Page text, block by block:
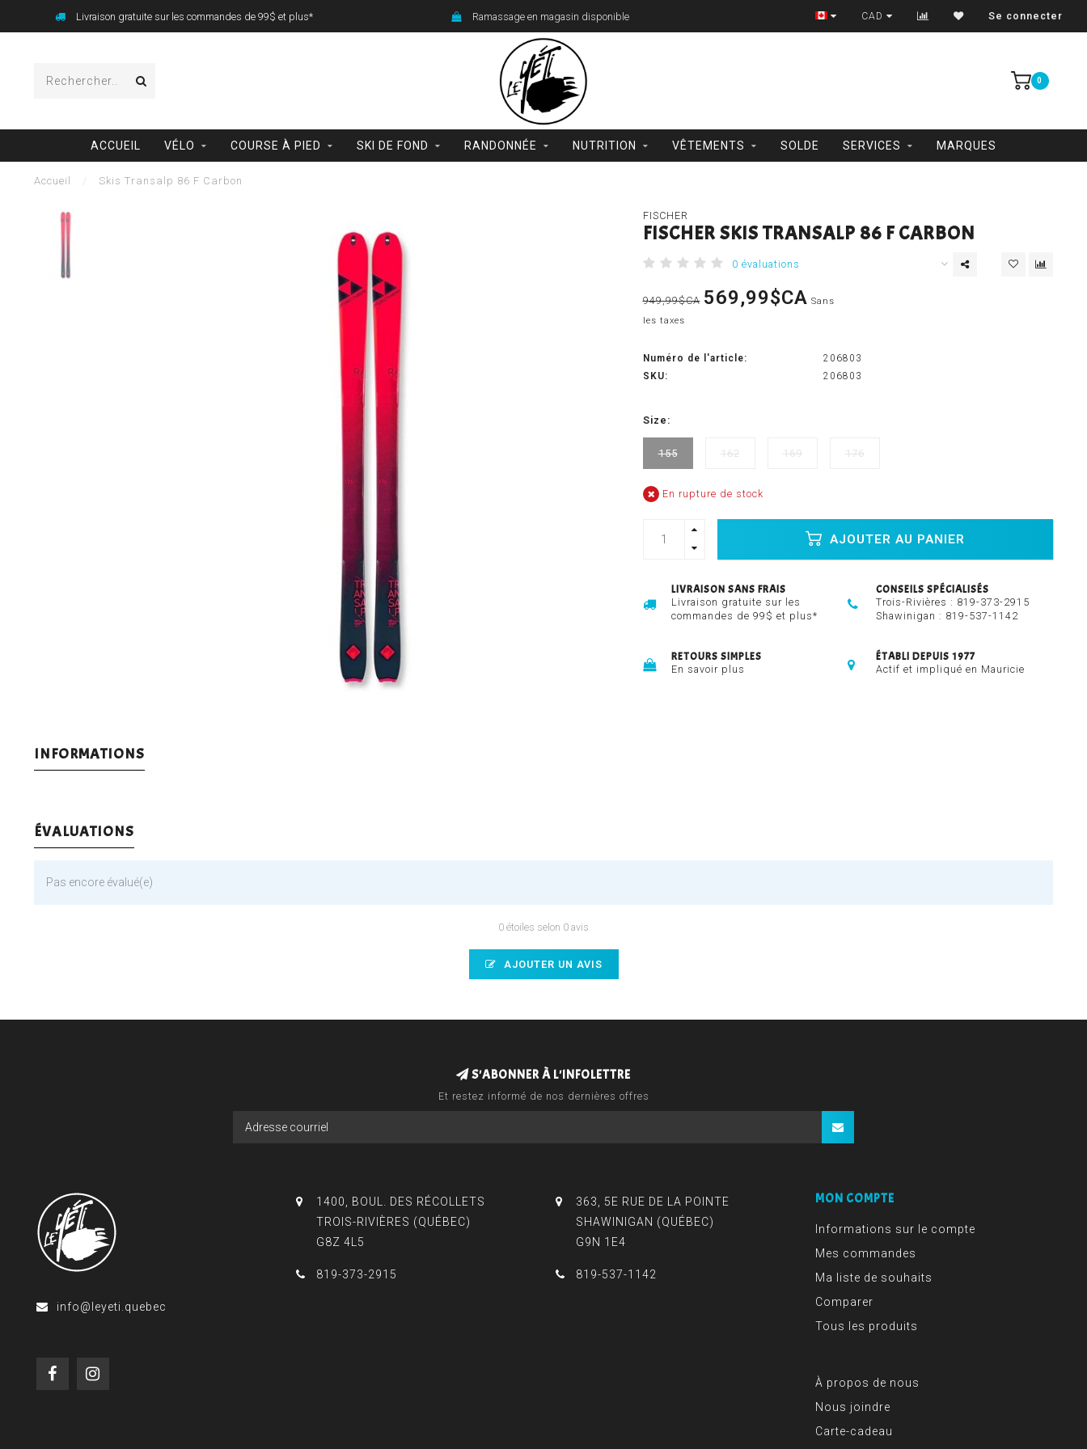
Livraison gratuite sur les commandes de 99$ et plus* Ramassage en magasin disponible Trois-Rivières et Shawinigan
CAD Se connecter
0
ACCUEIL VÉLO COURSE À PIED SKI DE FOND RANDONNÉE NUTRITION VÊTEMENTS SOLDE SERVICES MARQUES
Accueil Skis Transalp 86 F Carbon
FISCHER
FISCHER SKIS TRANSALP 86 F CARBON
0 évaluations
949,99$CA 569,99$CA Sans
les taxes
Numéro de l'article:
206803
SKU:
206803
Size:
155 162 169 176
En rupture de stock
AJOUTER AU PANIER
LIVRAISON SANS FRAIS
Livraison gratuite sur les
commandes de 99$ et plus*
CONSEILS SPÉCIALISÉS
Trois-Rivières : 819-373-2915
Shawinigan : 819-537-1142
RETOURS SIMPLES
En savoir plus
ÉTABLI DEPUIS 1977
Actif et impliqué en Mauricie
INFORMATIONS
ÉVALUATIONS
Pas encore évalué(e)
0 étoiles selon 0 avis
AJOUTER UN AVIS
S'ABONNER À L'INFOLETTRE
Et restez informé de nos dernières offres
info@leyeti.quebec
1400, BOUL. DES RÉCOLLETS
TROIS-RIVIÈRES (QUÉBEC)
G8Z 4L5
819-373-2915
363, 5E RUE DE LA POINTE
SHAWINIGAN (QUÉBEC)
G9N 1E4
819-537-1142
MON COMPTE
Informations sur le compte
Mes commandes
Ma liste de souhaits
Comparer
Tous les produits
À propos de nous
Nous joindre
Carte-cadeau